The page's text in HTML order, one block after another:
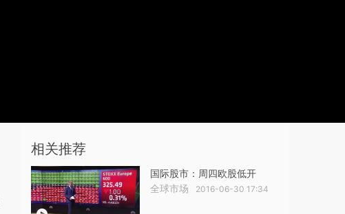
相关推荐
国际股市：周四欧股低开
全球市场 2016-06-30 17:34